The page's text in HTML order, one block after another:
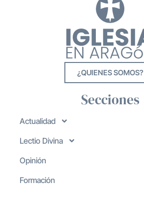
¿QUIENES SOMOS?
Secciones
Actualidad
Lectio Divina
Opinión
Formación